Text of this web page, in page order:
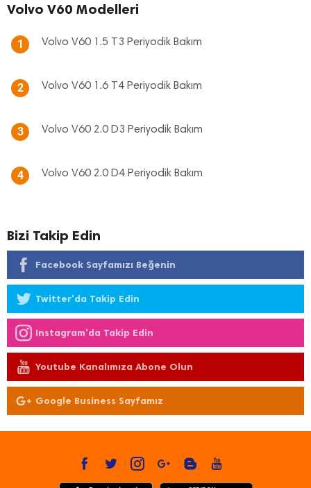
Volvo V60 Modelleri
1 Volvo V60 1.5 T3 Periyodik Bakım
2 Volvo V60 1.6 T4 Periyodik Bakım
3 Volvo V60 2.0 D3 Periyodik Bakım
4 Volvo V60 2.0 D4 Periyodik Bakım
Bizi Takip Edin
Facebook Sayfamızı Beğenin
Twitter'da Takip Edin
Instagram'da Takip Edin
Youtube Kanalımıza Abone Olun
Google Business Sayfamız